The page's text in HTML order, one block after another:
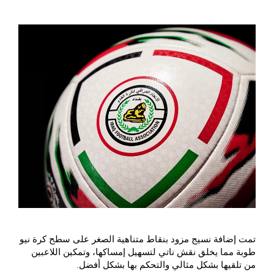
تمت إضافة نسيج مزود بنقاط متناهية الصغر على سطح كرة نيو
طوبة مما يخلق نقش ناتي لتسهيل إمساكها، وتمكين اللاعبين
من تلقيها بشكل مثالي والتحكم بها بشكل أفضل.